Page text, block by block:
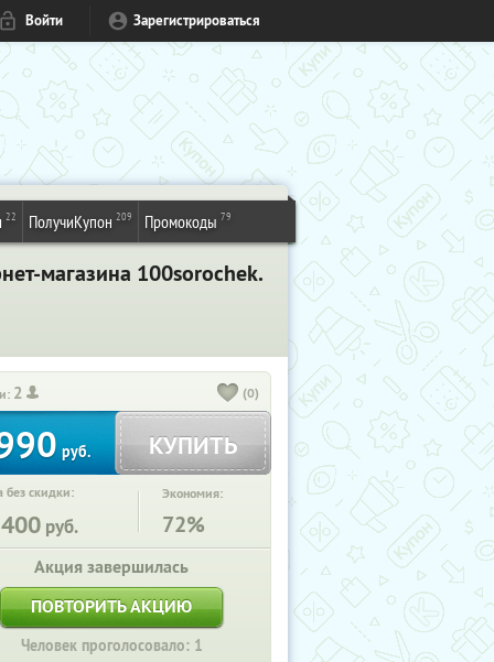
Войти Зарегистрироваться
22 ПолучиКупон 209 Промокоды 79
магазина 100sorochek.
2 (0)
руб. КУПИТЬ
без скидки:
руб.
Экономия:
72%
Акция завершилась
ПОВТОРИТЬ АКЦИЮ
Человек проголосовало: 1